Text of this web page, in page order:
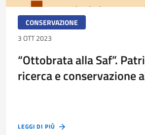
CONSERVAZIONE
3 OTT 2023
“Ottobrata alla Saf”.
ricerca e conservazione
LEGGI DI PIÙ